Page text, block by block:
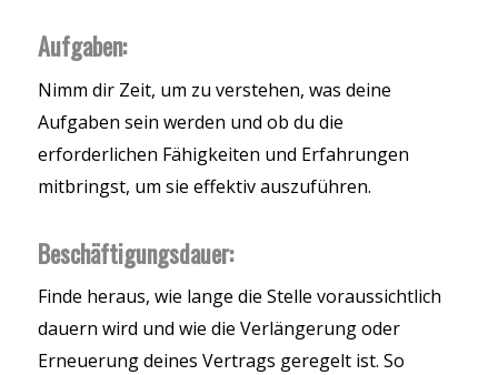
Aufgaben:
Nimm dir Zeit, um zu verstehen, was deine
Aufgaben sein werden und ob du die
erforderlichen Fähigkeiten und Erfahrungen
mitbringst, um sie effektiv auszuführen.
Beschäftigungsdauer:
Finde heraus, wie lange die Stelle voraussichtlich
dauern wird und wie die Verlängerung oder
Erneuerung deines Vertrags geregelt ist. So